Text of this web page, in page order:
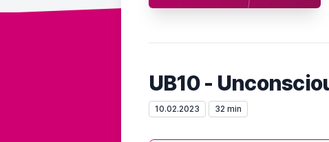
UB10 -
10.02.2023 32 min